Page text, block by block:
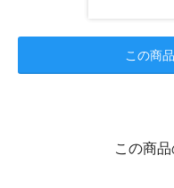
この商
この商